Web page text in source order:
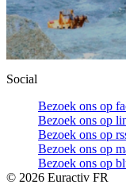
Social
Bezoek ons op
Bezoek ons op
Bezoek ons op
Bezoek ons op
Bezoek ons op
© 2026 Euractiv FR